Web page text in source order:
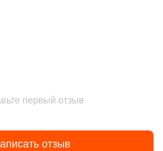
первый отзыв
отзыв